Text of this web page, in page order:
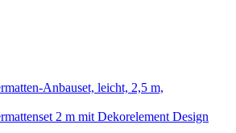
Anbauset, leicht, 2,5 m,
2 m mit Dekorelement Design